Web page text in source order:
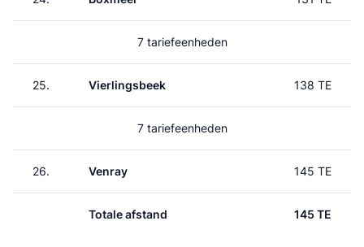
7 tariefeenheden
25. Vierlingsbeek 138 TE
7 tariefeenheden
26. Venray 145 TE
Totale afstand 145 TE